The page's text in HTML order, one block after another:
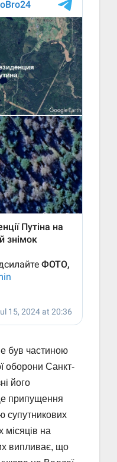
був частиною
оборони Санкт-
його
припущення
супутникових
місяців на
випливає, що